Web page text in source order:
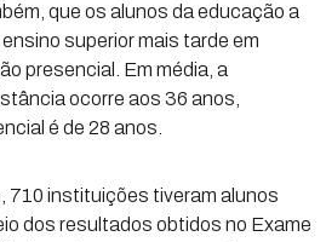
que os alunos da educação a
superior mais tarde em
presencial. Em média, a
ocorre aos 36 anos,
é de 28 anos.
710 instituições tiveram alunos
dos resultados obtidos no Exame